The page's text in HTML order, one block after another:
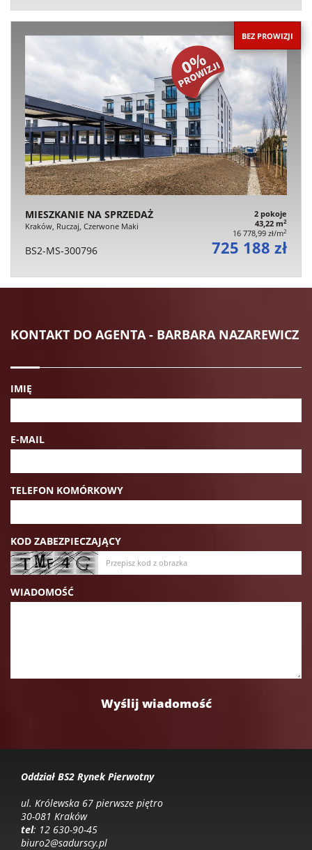
BEZ PROWIZJI
MIESZKANIE NA SPRZEDAŻ
Kraków, Ruczaj, Czerwone Maki
2 pokoje
43,22 m2
16 778,99 zł/m2
BS2-MS-300796 725 188 zł
KONTAKT DO AGENTA - BARBARA NAZAREWICZ
IMIĘ
E-MAIL
TELEFON KOMÓRKOWY
KOD ZABEZPIECZAJĄCY
WIADOMOŚĆ
Oddział BS2 Rynek Pierwotny
ul. Królewska 67 pierwsze piętro
30-081 Kraków
tel: 12 630-90-45
biuro2@sadurscy.pl